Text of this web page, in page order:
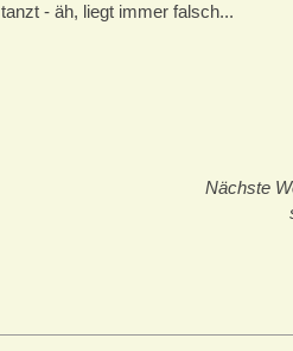
tanzt - äh, liegt immer falsch...
Nächste